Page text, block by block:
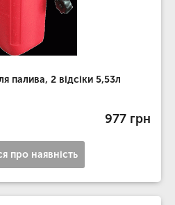
палива, 2 відсіки 5,53л
977 грн
про наявність